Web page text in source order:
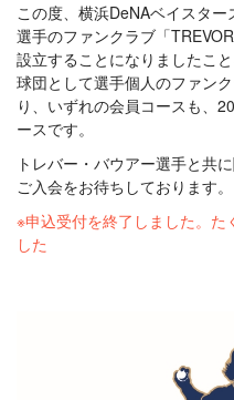
この度、横浜DeNAベイスタ
選手のファンクラブ「
設立することになりましたこ
球団として選手個人のファン
り、いずれの会員コースも、
ースです。
トレバー・バウアー選手と共
ご入会をお待ちしております。
※申込受付を終了しました。た
した